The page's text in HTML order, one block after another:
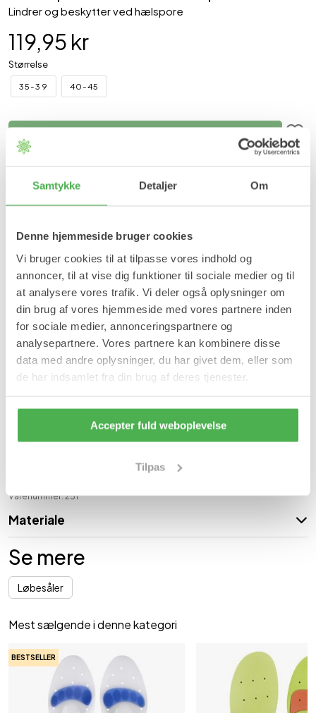
Samtykke Detaljer Om
Denne hjemmeside bruger cookies
Vi bruger cookies til at tilpasse vores indhold og
annoncer, til at vise dig funktioner til sociale medier og til
at analysere vores trafik. Vi deler også oplysninger om
din brug af vores hjemmeside med vores partnere inden
for sociale medier, annonceringspartnere og
analysepartnere. Vores partnere kan kombinere disse
data med andre oplysninger, du har givet dem, eller som
de har indsamlet fra din brug af deres tjenester.
Accepter fuld weboplevelse
Tilpas
Lindrer og beskytter ved hælspore
119,95 kr
Størrelse
35-39 40-45
Forventet leveringstid: 1-2 hverdage
Produktinformation
1 par hælkop i silikone mod hælspore er fremstillet i en blød
silikone. Sålen er U-formet, så der dannes et lille hulrum med
silikone, der hvor hælbenet er placeret.
Fordele:
Beskytter mod smerter i hælen/hælspore.
Stødabsorberende.
Trykaflastende ved løb og gang.
God komfort.
Anvendelse:
med en fugtig klud, hvorefter den lufttørrer.
Varenummer: 251
Materiale
Se mere
Løbesåler
Mest sælgende i denne kategori
BESTSELLER